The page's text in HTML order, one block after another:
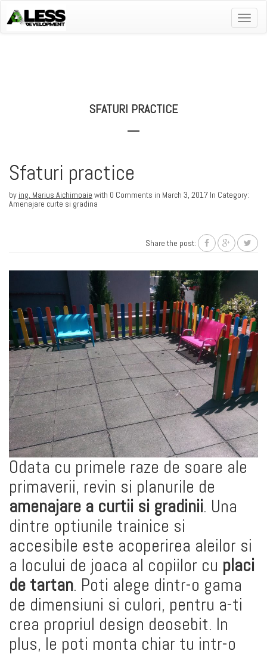
Toggle
SFATURI PRACTICE
Sfaturi practice
by ing. Marius Aichimoaie with 0 Comments in March 3, 2017 In Category:
Amenajare curte si gradina
Share the post:
Odata cu primele raze de soare ale
primaverii, revin si planurile de
amenajare a curtii si gradinii. Una
dintre optiunile trainice si
accesibile este acoperirea aleilor si
a locului de joaca al copiilor cu placi
de tartan. Poti alege dintr-o gama
de dimensiuni si culori, pentru a-ti
crea propriul design deosebit. In
plus, le poti monta chiar tu intr-o